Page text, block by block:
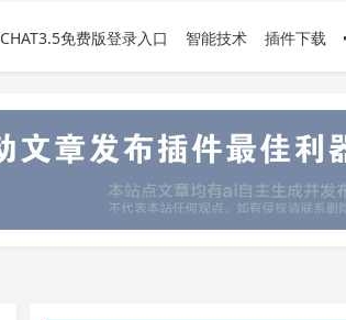
CHAT3.5免费版登录入口 智能技术 插件下载